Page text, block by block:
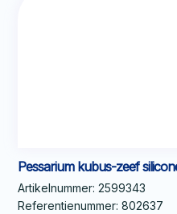
Pessarium kubus-zeef
Artikelnummer: 2599343
Referentienummer: 802637